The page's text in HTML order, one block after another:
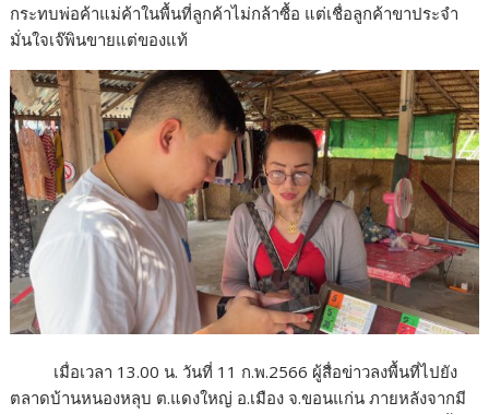
กระทบพ่อค้าแม่ค้าในพื้นที่ลูกค้าไม่กล้าซื้อ แต่เชื่อลูกค้าขาประจำ
มั่นใจเจ๊พินขายแต่ของแท้
เมื่อเวลา 13.00 น. วันที่ 11 ก.พ.2566 ผู้สื่อข่าวลงพื้นที่ไปยัง
ตลาดบ้านหนองหลุบ ต.แดงใหญ่ อ.เมือง จ.ขอนแก่น ภายหลังจากมี